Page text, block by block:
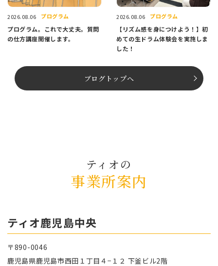
2026.08.06 プログラム
プログラム。これで大丈夫。質問
の仕方講座開催します。
2026.08.06 プログラム
【リズム感を身につけよう！】初
めての生ドラム体験会を実施しま
した！
ブログトップへ
ティオの
事業所案内
ティオ⿅児島中央
〒890-0046
⿅児島県⿅児島市⻄⽥１丁⽬４−１２ 下釜ビル2階